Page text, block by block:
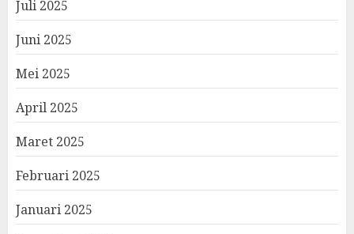
Juli 2025
Juni 2025
Mei 2025
April 2025
Maret 2025
Februari 2025
Januari 2025